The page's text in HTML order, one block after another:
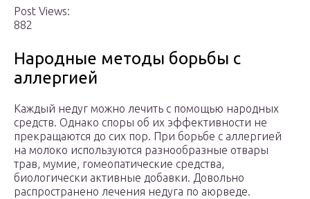
Post Views:
882
Народные методы борьбы с
аллергией
Каждый недуг можно лечить с помощью народных
средств. Однако споры об их эффективности не
прекращаются до сих пор. При борьбе с аллергией
на молоко используются разнообразные отвары
трав, мумие, гомеопатические средства,
биологически активные добавки. Довольно
распространено лечения недуга по аюрведе.